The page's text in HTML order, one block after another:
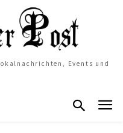
Events und